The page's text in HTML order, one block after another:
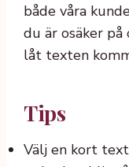
både våra
du är osäker
låt texten
Tips
Välj en kort